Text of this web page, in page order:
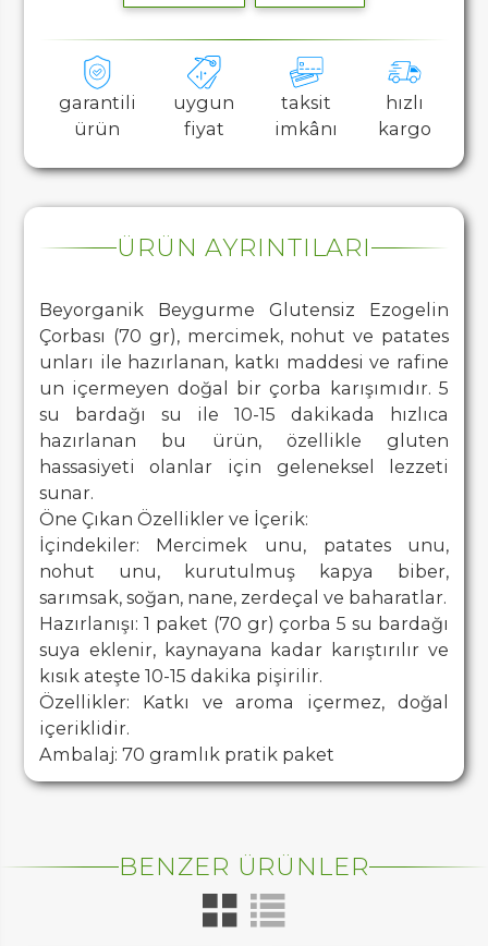
garantili
ürün
uygun
fiyat
taksit
imkânı
hızlı
kargo
ÜRÜN AYRINTILARI
Beyorganik Beygurme Glutensiz Ezogelin
Çorbası (70 gr), mercimek, nohut ve patates
unları ile hazırlanan, katkı maddesi ve rafine
un içermeyen doğal bir çorba karışımıdır. 5
su bardağı su ile 10-15 dakikada hızlıca
hazırlanan bu ürün, özellikle gluten
hassasiyeti olanlar için geleneksel lezzeti
sunar.
Öne Çıkan Özellikler ve İçerik:
İçindekiler: Mercimek unu, patates unu,
nohut unu, kurutulmuş kapya biber,
sarımsak, soğan, nane, zerdeçal ve baharatlar.
Hazırlanışı: 1 paket (70 gr) çorba 5 su bardağı
suya eklenir, kaynayana kadar karıştırılır ve
kısık ateşte 10-15 dakika pişirilir.
Özellikler: Katkı ve aroma içermez, doğal
içeriklidir.
Ambalaj: 70 gramlık pratik paket
BENZER ÜRÜNLER